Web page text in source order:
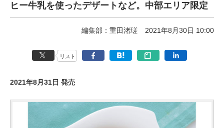
ヒー牛乳を使ったデザートなど。中部エリア限定
編集部：重田渚瑳 2021年8月30日 10:00
リスト
2021年8月31日 発売